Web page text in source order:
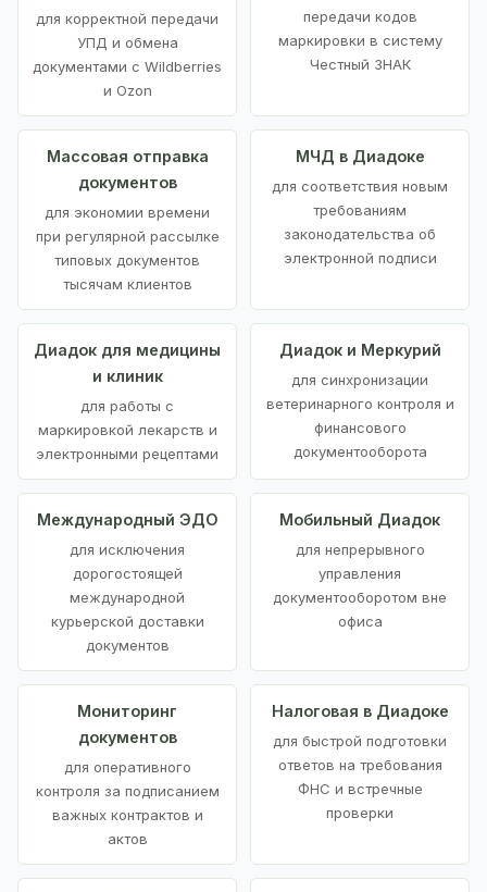
для корректной передачи
УПД и обмена
документами с Wildberries
и Ozon
передачи кодов
маркировки в систему
Честный ЗНАК
Массовая отправка
документов
для экономии времени
при регулярной рассылке
типовых документов
тысячам клиентов
МЧД в Диадоке
для соответствия новым
требованиям
законодательства об
электронной подписи
Диадок для медицины
и клиник
для работы с
маркировкой лекарств и
электронными рецептами
Диадок и Меркурий
для синхронизации
ветеринарного контроля и
финансового
документооборота
Международный ЭДО
для исключения
дорогостоящей
международной
курьерской доставки
документов
Мобильный Диадок
для непрерывного
управления
документооборотом вне
офиса
Мониторинг
документов
для оперативного
контроля за подписанием
важных контрактов и
актов
Налоговая в Диадоке
для быстрой подготовки
ответов на требования
ФНС и встречные
проверки